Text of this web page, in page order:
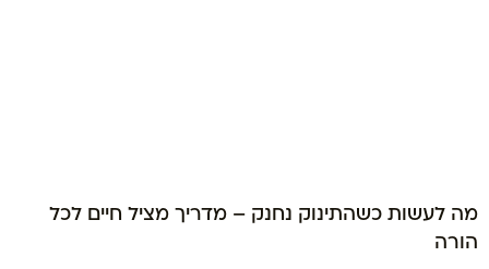
מה לעשות כשהתינוק נחנק – מדריך מציל חיים לכל
הורה